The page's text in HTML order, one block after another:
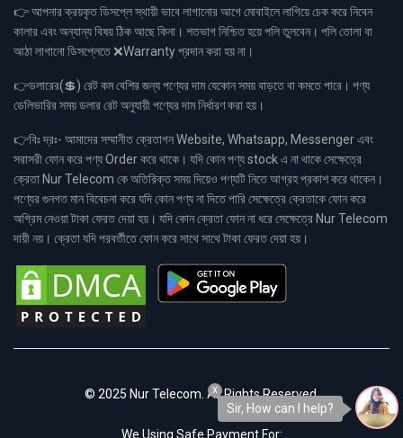
👉 আপনার ক্রয়কৃত ডিসপ্লে স্থায়ী ভাবে লাগানোর আগে মোবাইলে লাগিয়ে চেক করে নিবেন
কালার এবং অন্যান্য বিষয় ঠিক আছে কিনা। শতভাগ নিশ্চিত হয়ে পলি তুলবেন। পলি তোলা বা
আঠা লাগানো ডিসপ্লেতে ❌Warranty প্রদান করা হয় না।
👉ডলারের(💲) রেট কম বেশির জন্য পণ্যের দাম যেকোন সময় বাড়তে বা কমতে পারে। পণ্য
ডেলিভারির সময় ডলার রেট অনুযায়ী পণ্যের দাম নির্ধারণ করা হয়।
👉বিঃ দ্রঃ- আমাদের সম্মানীত ক্রেতাগন Website, Whatsapp, Messenger এবং
সরাসরী ফোন করে পণ্য Order করে থাকে। যদি কোন পণ্য stock এ না থাকে সেক্ষেত্রে
ক্রেতা Nur Telecom কে অতিরিক্ত সময় দিয়েও পণ্যটি নিতে আগ্রহ প্রকাশ করে থাকেন।
পণ্যের গুনগত মান বিবেচনা করে যদি কোন পণ্য না দিতে পারি সেক্ষেত্রে ক্রেতাকে ফোন করে
অগ্রিম নেওয়া টাকা ফেরত দেয়া হয়। যদি কোন ক্রেতা ফোন না ধরে সেক্ষেত্রে Nur Telecom
দায়ী নয়। ক্রেতা যদি পরবর্তীতে ফোন করে সাথে সাথে টাকা ফেরত দেয়া হয়।
© 2025 Nur Telecom. All Rights Reserved.
We Using Safe Payment For:
Sir, How can I help?
x